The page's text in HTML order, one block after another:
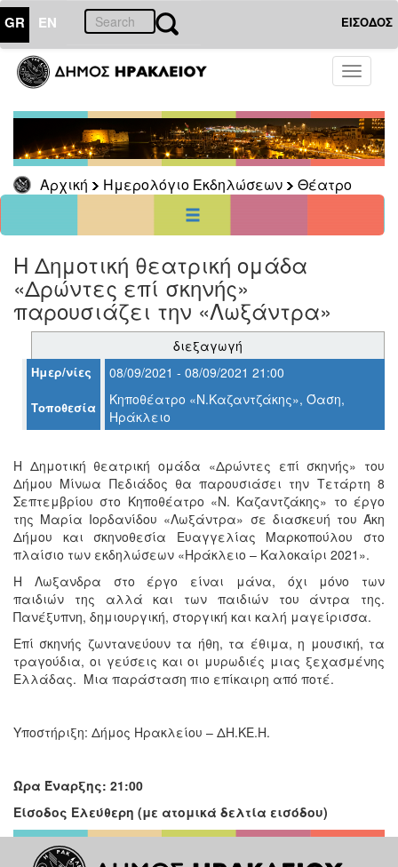
GR EN ΕΙΣΟΔΟΣ
Toggle
Αρχική Ημερολόγιο Εκδηλώσεων Θέατρο
01Σεπτέμβριος
2021
Τρι Τετ Πεμ Παρ Σαβ
1 2 3
4
5
12
13 14 15 16 17
18
25
ΗΜΕΡΟΛΟΓΙΟ
ΕΚΔΗΛΩΣΕΩΝ
Θέατρο
ΤΟΠΟΣ
ΔΗΜΟΣ
ΠΟΛΙΤΙΣΜΟΣ
ΑΝΘΕΚΤΙΚΗ
ΠΟΛΗ
Η Δημοτική θεατρική ομάδα
«Δρώντες επί σκηνής»
παρουσιάζει την «Λωξάντρα»
διεξαγωγή
Ημερ/νίες 08/09/2021 - 08/09/2021 21:00
Τοποθεσία
Κηποθέατρο «Ν.Καζαντζάκης», Όαση,
Ηράκλειο
Η Δημοτική θεατρική ομάδα «Δρώντες επί σκηνής» του
Δήμου Μίνωα Πεδιάδος θα παρουσιάσει την Τετάρτη 8
Σεπτεμβρίου στο Κηποθέατρο «Ν. Καζαντζάκης» το έργο
της Μαρία Ιορδανίδου «Λωξάντρα» σε διασκευή του Άκη
Δήμου και σκηνοθεσία Ευαγγελίας Μαρκοπούλου στο
πλαίσιο των εκδηλώσεων «Ηράκλειο – Καλοκαίρι 2021».
Η Λωξανδρα στο έργο είναι μάνα, όχι μόνο των
παιδιών της αλλά και των παιδιών του άντρα της.
Πανέξυπνη, δημιουργική, στοργική και καλή μαγείρισσα.
Επί σκηνής ζωντανεύουν τα ήθη, τα έθιμα, η μουσική, τα
τραγούδια, οι γεύσεις και οι μυρωδιές μιας ξεχασμένης
Ελλάδας. Μια παράσταση πιο επίκαιρη από ποτέ.
Υποστήριξη: Δήμος Ηρακλείου – ΔΗ.ΚΕ.Η.
Ώρα Έναρξης: 21:00
Είσοδος Ελεύθερη (με ατομικά δελτία εισόδου)